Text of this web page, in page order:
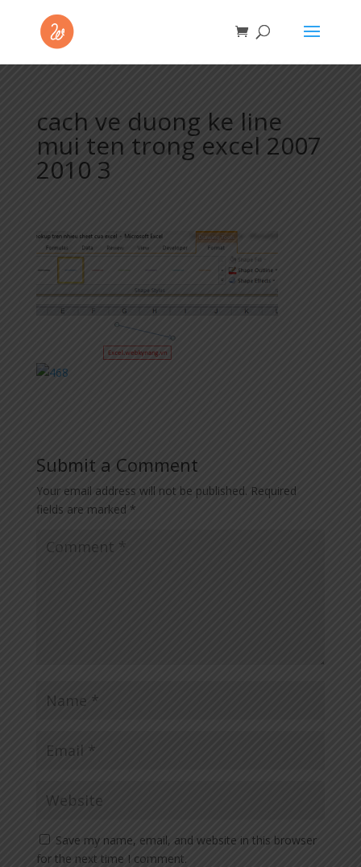
cach ve duong ke line
mui ten trong excel 2007
2010 3
Submit a Comment
Your email address will not be published. Required
fields are marked *
Save my name, email, and website in this browser
for the next time I comment.